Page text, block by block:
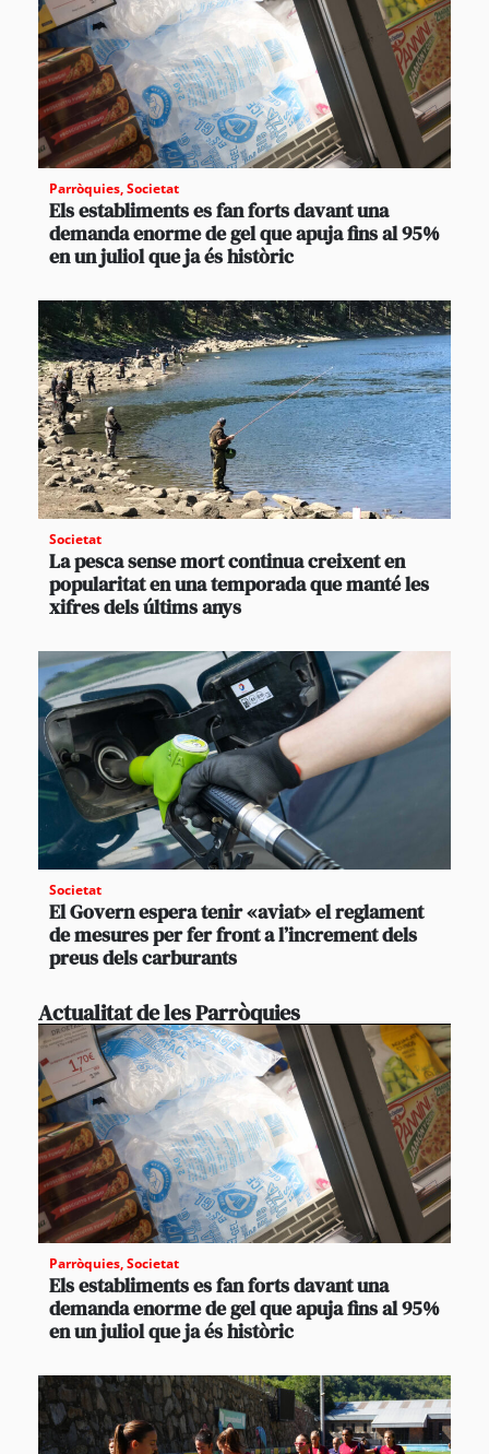
Parròquies,Societat
Els establiments es fan forts davant una
demanda enorme de gel que apuja fins al 95%
en un juliol que ja és històric
Societat
La pesca sense mort continua creixent en
popularitat en una temporada que manté les
xifres dels últims anys
Societat
El Govern espera tenir «aviat» el reglament
de mesures per fer front a l’increment dels
preus dels carburants
Actualitat de les Parròquies
Parròquies,Societat
Els establiments es fan forts davant una
demanda enorme de gel que apuja fins al 95%
en un juliol que ja és històric